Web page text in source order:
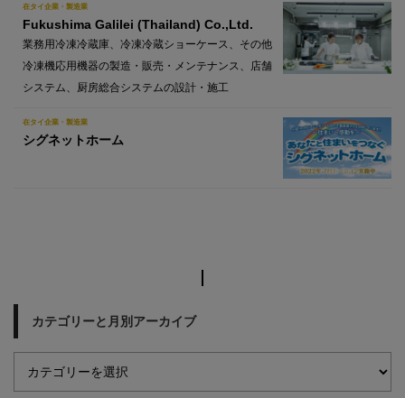
在タイ企業・製造業
Fukushima Galilei (Thailand) Co.,Ltd.
業務用冷凍冷蔵庫、冷凍冷蔵ショーケース、その他
冷凍機応用機器の製造・販売・メンテナンス、店舗
システム、厨房総合システムの設計・施工
在タイ企業・製造業
シグネットホーム
カテゴリーと月別アーカイブ